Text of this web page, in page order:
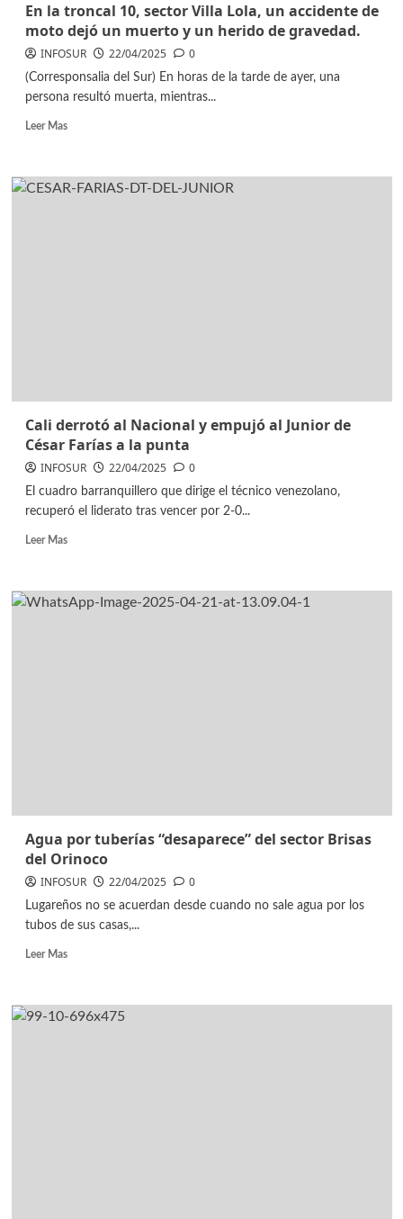
En la troncal 10, sector Villa Lola, un accidente de
moto dejó un muerto y un herido de gravedad.
INFOSUR 22/04/2025 0
(Corresponsalia del Sur) En horas de la tarde de ayer, una
persona resultó muerta, mientras...
Leer Mas
Cali derrotó al Nacional y empujó al Junior de
César Farías a la punta
INFOSUR 22/04/2025 0
El cuadro barranquillero que dirige el técnico venezolano,
recuperó el liderato tras vencer por 2-0...
Leer Mas
Agua por tuberías “desaparece” del sector Brisas
del Orinoco
INFOSUR 22/04/2025 0
Lugareños no se acuerdan desde cuando no sale agua por los
tubos de sus casas,...
Leer Mas